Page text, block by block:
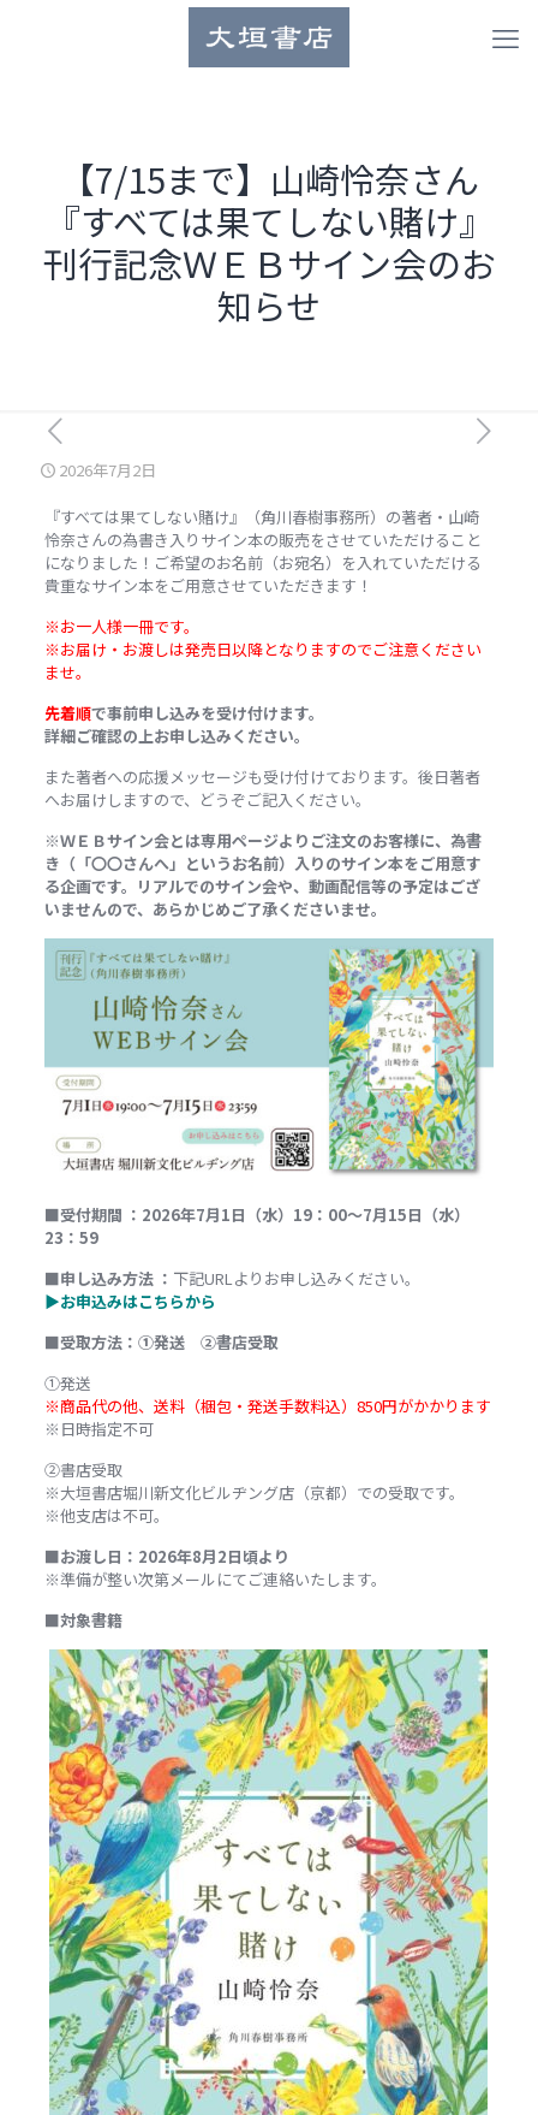
【7/15まで】山崎怜奈さん
『すべては果てしない賭け』
刊行記念ＷＥＢサイン会のお
知らせ
2026年7月2日
『すべては果てしない賭け』（角川春樹事務所）の著者・山崎
怜奈さんの為書き入りサイン本の販売をさせていただけること
になりました！ご希望のお名前（お宛名）を入れていただける
貴重なサイン本をご用意させていただきます！
※お一人様一冊です。
※お届け・お渡しは発売日以降となりますのでご注意ください
ませ。
先着順で事前申し込みを受け付けます。
詳細ご確認の上お申し込みください。
また著者への応援メッセージも受け付けております。後日著者
へお届けしますので、どうぞご記入ください。
※ＷＥＢサイン会とは専用ページよりご注文のお客様に、為書
き（「〇〇さんへ」というお名前）入りのサイン本をご用意す
る企画です。リアルでのサイン会や、動画配信等の予定はござ
いませんので、あらかじめご了承くださいませ。
■受付期間 ：2026年7月1日（水）19：00～7月15日（水）
23：59
■申し込み方法 ： 下記URLよりお申し込みください。
▶お申込みはこちらから
■受取方法：①発送 ②書店受取
①発送
※商品代の他、送料（梱包・発送手数料込）850円がかかります
※日時指定不可
②書店受取
※大垣書店堀川新文化ビルヂング店（京都）での受取です。
※他支店は不可。
■お渡し日： 2026年8月2日頃より
※準備が整い次第メールにてご連絡いたします。
■対象書籍